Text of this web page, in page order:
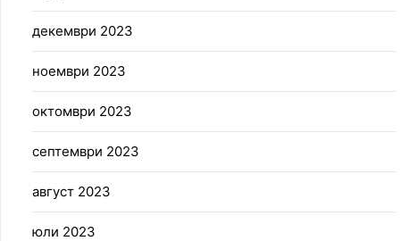
декември 2023
ноември 2023
октомври 2023
септември 2023
август 2023
юли 2023